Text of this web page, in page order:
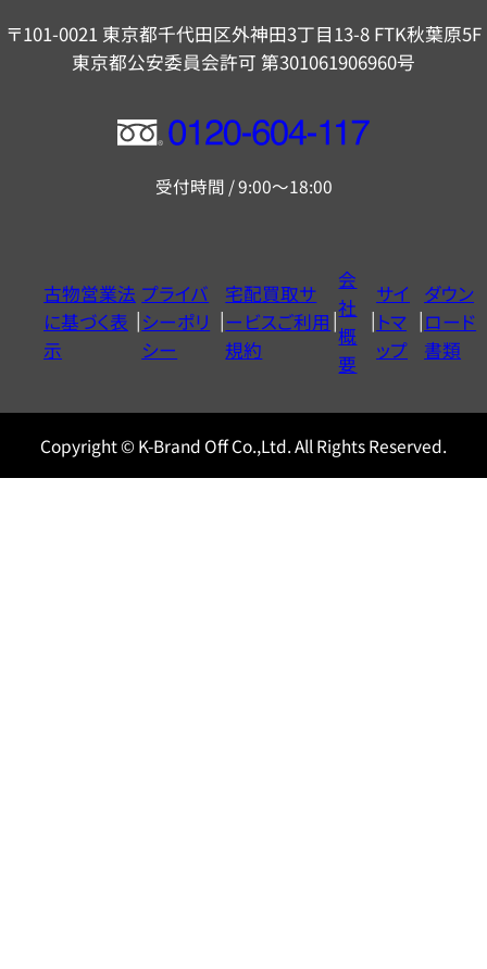
〒101-0021 東京都千代田区外神田3丁目13-8 FTK秋葉原5F
東京都公安委員会許可 第301061906960号
フ
ー
ヤ
ル
0120604117
受付時間 / 9:00～18:00
古物営業法
に基づく表
示
プライバ
シーポリ
シー
宅配買取サ
ービスご利用
規約
会
社
概
要
サイ
トマ
ップ
ダウン
ロード
書類
Copyright © K-Brand Off Co.,Ltd. All Rights Reserved.